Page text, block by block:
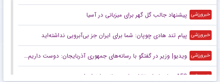
خبرورزشی پیشنهاد جالب گل گهر برای میزبانی در آسیا
خبرورزشی پیام تند هادی چوپان: شما برای ایران جز بی‌آبرویی نداشته‌اید
خبرورزشی ویدیو| وزیر در گفتگو با رسانه‌های جمهوری آذربایجان: دوست داریم تیم‌های ملی دو کشور بازی برگزار کنند
خبرورزشی AFC پیشنهاد استقلال برای میزبانی را نپذیرفت